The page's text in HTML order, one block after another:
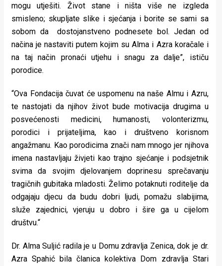
mogu utješiti. Život stane i ništa više ne izgleda
smisleno; skupljate slike i sjećanja i borite se sami sa
sobom da dostojanstveno podnesete bol. Jedan od
načina je nastaviti putem kojim su Alma i Azra koračale i
na taj način pronaći utjehu i snagu za dalje”, ističu
porodice.
“Ova Fondacija čuvat će uspomenu na naše Almu i Azru,
te nastojati da njihov život bude motivacija drugima u
posvećenosti medicini, humanosti, volonterizmu,
porodici i prijateljima, kao i društveno korisnom
angažmanu. Kao porodicima znači nam mnogo jer njihova
imena nastavljaju živjeti kao trajno sjećanje i podsjetnik
svima da svojim djelovanjem doprinesu sprečavanju
tragičnih gubitaka mladosti. Želimo potaknuti roditelje da
odgajaju djecu da budu dobri ljudi, pomažu slabijima,
služe zajednici, vjeruju u dobro i šire ga u cijelom
društvu.“
Dr. Alma Suljić radila je u Domu zdravlja Zenica, dok je dr.
Azra Spahić bila članica kolektiva Dom zdravlja Stari